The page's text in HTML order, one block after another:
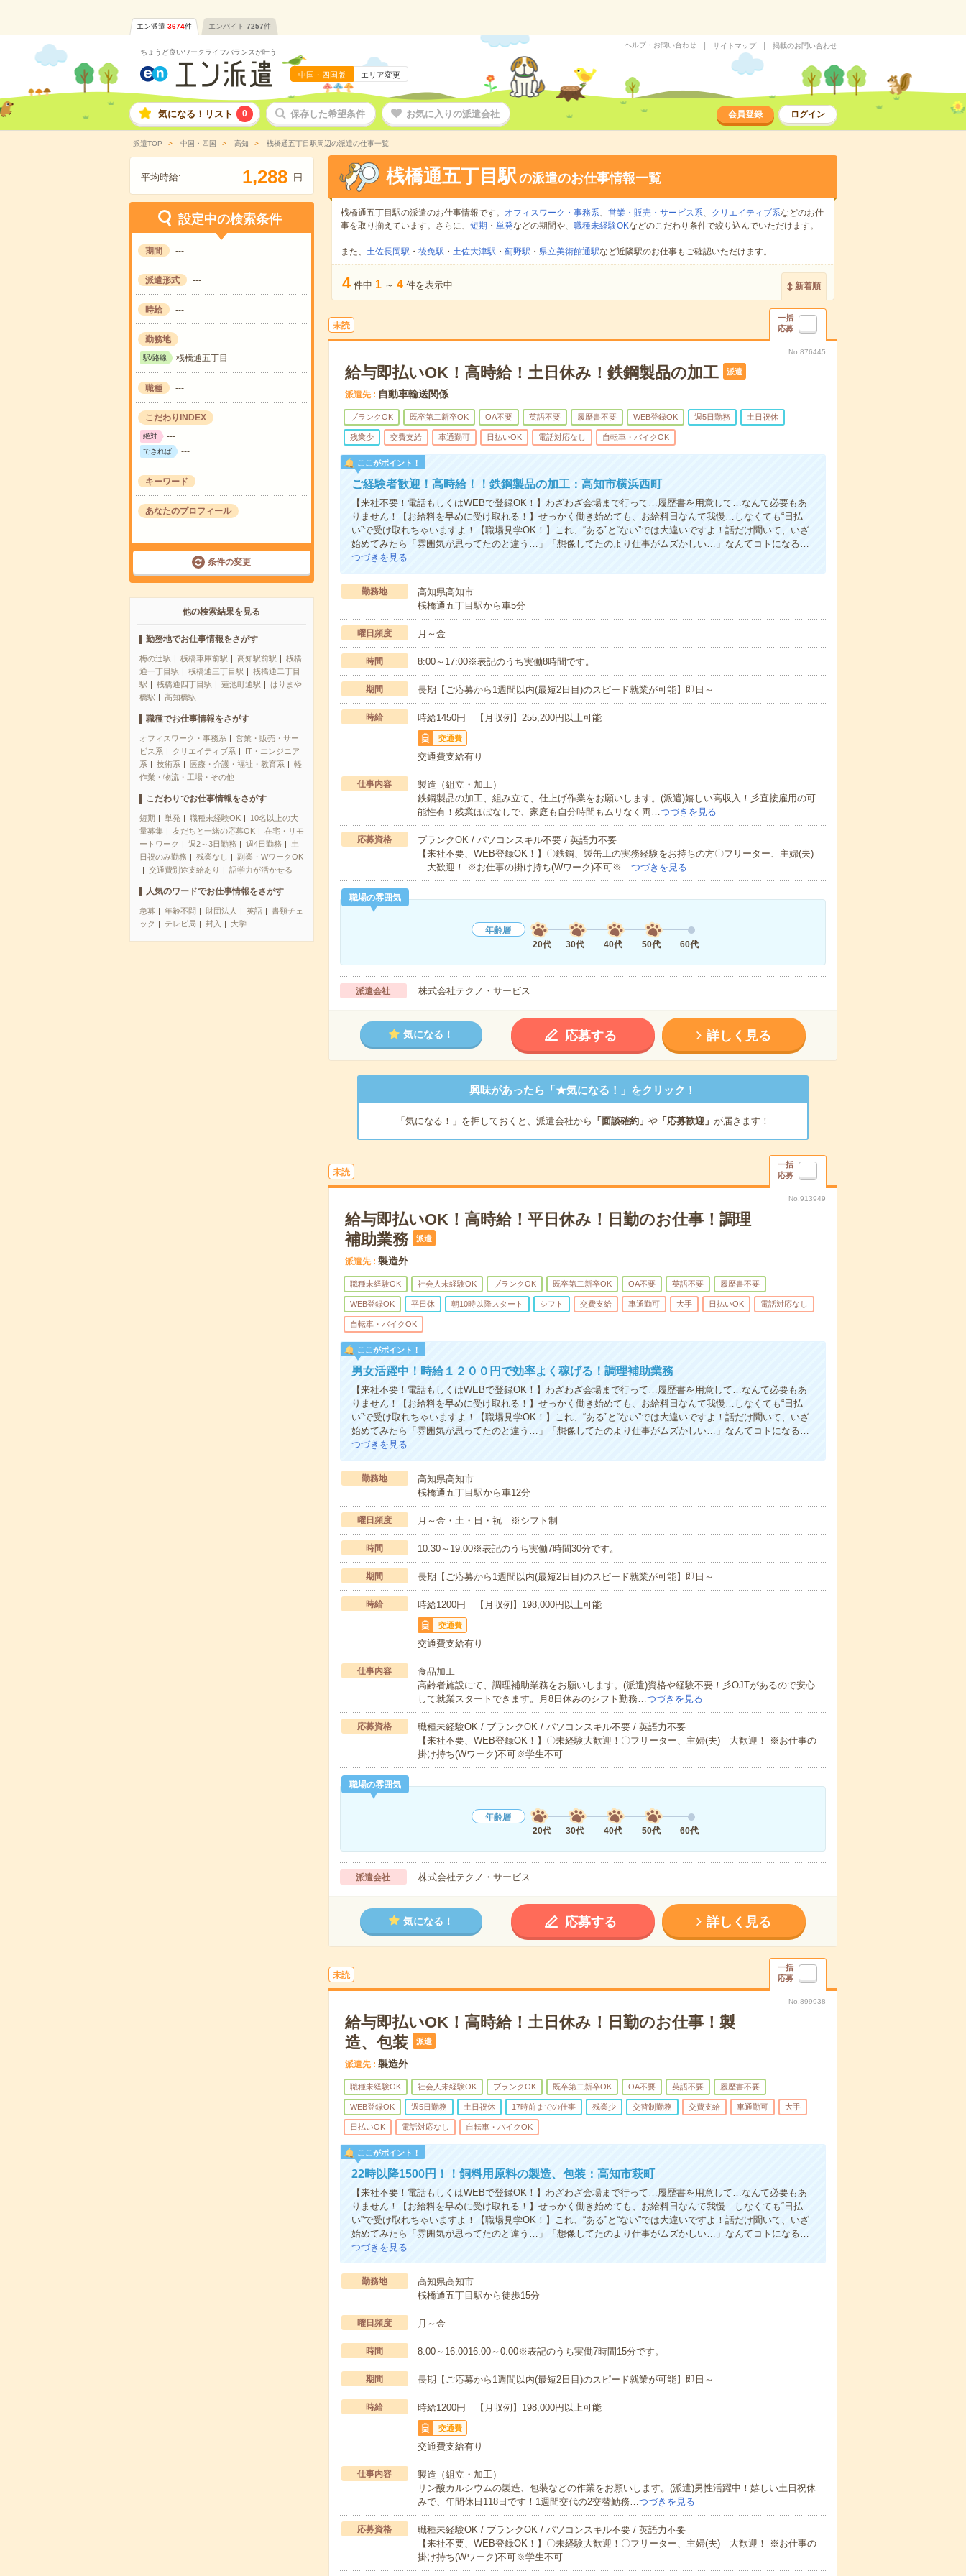
エン派遣 3674件 エンバイト 7257件
ちょうど良いワークライフバランスが叶う
中国・四国版 エリア変更
ヘルプ・お問い合わせ サイトマップ 掲載のお問い合わせ
気になる！リスト 0 保存した希望条件 お気に入りの派遣会社 会員登録 ログイン
派遣TOP 中国・四国 高知 桟橋通五丁目駅周辺の派遣の仕事一覧
平均時給: 1,288 円
設定中の検索条件
期間 ---
派遣形式 ---
時給 ---
勤務地
駅/路線 桟橋通五丁目
職種 ---
こだわりINDEX
絶対 ---
できれば ---
キーワード ---
あなたのプロフィール
---
条件の変更
他の検索結果を見る
勤務地でお仕事情報をさがす
梅の辻駅 桟橋車庫前駅 高知駅前駅
桟橋
通一丁目駅
桟橋通三丁目駅
桟橋通二丁目
駅
桟橋通四丁目駅 蓮池町通駅
はりまや
橋駅
高知橋駅
職種でお仕事情報をさがす
オフィスワーク・事務系
営業・販売・サー
ビス系
クリエイティブ系
IT・エンジニア
系
技術系 医療・介護・福祉・教育系
軽
作業・物流・工場・その他
こだわりでお仕事情報をさがす
短期 単発 職種未経験OK
10名以上の大
量募集
友だちと一緒の応募OK
在宅・リモ
ートワーク
週2～3日勤務 週4日勤務
土
日祝のみ勤務
残業なし
副業・WワークOK
交通費別途支給あり
語学力が活かせる
人気のワードでお仕事情報をさがす
急募 年齢不問 財団法人 英語
書類チェ
ック
テレビ局 封入 大学
桟橋通五丁目駅の派遣のお仕事情報一覧
桟橋通五丁目駅の派遣のお仕事情報です。 オフィスワーク・事務系、 営業・販売・サービス系、 クリエイティブ系などのお仕
事を取り揃えています。さらに、 短期 ・ 単発などの期間や、 職種未経験OKなどのこだわり条件で絞り込んでいただけます。
また、 土佐長岡駅 ・ 後免駅 ・ 土佐大津駅 ・ 薊野駅 ・ 県立美術館通駅など近隣駅のお仕事もご確認いただけます。
4 件中 1 ～ 4 件を表示中 新着順
未読
一括
応募
No.876445
給与即払いOK！高時給！土日休み！鉄鋼製品の加工 派遣
派遣先 自動車輸送関係
ブランクOK 既卒第二新卒OK OA不要 英語不要 履歴書不要 WEB登録OK 週5日勤務 土日祝休
残業少 交費支給 車通勤可 日払いOK 電話対応なし 自転車・バイクOK
ここがポイント！
ご経験者歓迎！高時給！！鉄鋼製品の加工：高知市横浜西町
【来社不要！電話もしくはWEBで登録OK！】わざわざ会場まで行って…履歴書を用意して…なんて必要もあ
りません！【お給料を早めに受け取れる！】せっかく働き始めても、お給料日なんて我慢…しなくても“日払
い”で受け取れちゃいますよ！【職場見学OK！】これ、“ある”と“ない”では大違いですよ！話だけ聞いて、いざ
始めてみたら「雰囲気が思ってたのと違う…」「想像してたのより仕事がムズかしい…」なんてコトになる…
つづきを見る
勤務地
高知県高知市
桟橋通五丁目駅から車5分
曜日頻度 月～金
時間 8:00～17:00※表記のうち実働8時間です。
期間 長期【ご応募から1週間以内(最短2日目)のスピード就業が可能】即日～
時給 時給1450円 【月収例】255,200円以上可能
交通費
交通費支給有り
仕事内容
製造（組立・加工）
鉄鋼製品の加工、組み立て、仕上げ作業をお願いします。(派遣)嬉しい高収入！彡直接雇用の可
能性有！残業ほぼなしで、家庭も自分時間もムリなく両…つづきを見る
応募資格
ブランクOK / パソコンスキル不要 / 英語力不要
【来社不要、WEB登録OK！】〇鉄鋼、製缶工の実務経験をお持ちの方〇フリーター、主婦(夫)
大歓迎！ ※お仕事の掛け持ち(Wワーク)不可※…つづきを見る
職場の雰囲気
年齢層
20代
30代 40代 50代 60代
派遣会社 株式会社テクノ・サービス
気になる！ 応募する 詳しく見る
興味があったら「★気になる！」をクリック！
「気になる！」を押しておくと、派遣会社から 「面談確約」 や「応募歓迎」 が届きます！
未読
一括
応募
No.913949
給与即払いOK！高時給！平日休み！日勤のお仕事！調理
補助業務
派遣
派遣先 製造外
職種未経験OK 社会人未経験OK ブランクOK 既卒第二新卒OK OA不要 英語不要 履歴書不要
WEB登録OK 平日休 朝10時以降スタート シフト 交費支給 車通勤可 大手 日払いOK 電話対応なし
自転車・バイクOK
ここがポイント！
男女活躍中！時給１２００円で効率よく稼げる！調理補助業務
【来社不要！電話もしくはWEBで登録OK！】わざわざ会場まで行って…履歴書を用意して…なんて必要もあ
りません！【お給料を早めに受け取れる！】せっかく働き始めても、お給料日なんて我慢…しなくても“日払
い”で受け取れちゃいますよ！【職場見学OK！】これ、“ある”と“ない”では大違いですよ！話だけ聞いて、いざ
始めてみたら「雰囲気が思ってたのと違う…」「想像してたのより仕事がムズかしい…」なんてコトになる…
つづきを見る
勤務地
高知県高知市
桟橋通五丁目駅から車12分
曜日頻度 月～金・土・日・祝 ※シフト制
時間 10:30～19:00※表記のうち実働7時間30分です。
期間 長期【ご応募から1週間以内(最短2日目)のスピード就業が可能】即日～
時給 時給1200円 【月収例】198,000円以上可能
交通費
交通費支給有り
仕事内容
食品加工
高齢者施設にて、調理補助業務をお願いします。(派遣)資格や経験不要！彡OJTがあるので安心
して就業スタートできます。月8日休みのシフト勤務… つづきを見る
応募資格
職種未経験OK / ブランクOK / パソコンスキル不要 / 英語力不要
【来社不要、WEB登録OK！】〇未経験大歓迎！〇フリーター、主婦(夫) 大歓迎！ ※お仕事の
掛け持ち(Wワーク)不可※学生不可
職場の雰囲気
年齢層
20代
30代 40代 50代 60代
派遣会社 株式会社テクノ・サービス
気になる！ 応募する 詳しく見る
未読
一括
応募
No.899938
給与即払いOK！高時給！土日休み！日勤のお仕事！製
造、包装
派遣
派遣先 製造外
職種未経験OK 社会人未経験OK ブランクOK 既卒第二新卒OK OA不要 英語不要 履歴書不要
WEB登録OK 週5日勤務 土日祝休 17時前までの仕事 残業少 交替制勤務 交費支給 車通勤可 大手
日払いOK 電話対応なし 自転車・バイクOK
ここがポイント！
22時以降1500円！！飼料用原料の製造、包装：高知市萩町
【来社不要！電話もしくはWEBで登録OK！】わざわざ会場まで行って…履歴書を用意して…なんて必要もあ
りません！【お給料を早めに受け取れる！】せっかく働き始めても、お給料日なんて我慢…しなくても“日払
い”で受け取れちゃいますよ！【職場見学OK！】これ、“ある”と“ない”では大違いですよ！話だけ聞いて、いざ
始めてみたら「雰囲気が思ってたのと違う…」「想像してたのより仕事がムズかしい…」なんてコトになる…
つづきを見る
勤務地
高知県高知市
桟橋通五丁目駅から徒歩15分
曜日頻度 月～金
時間 8:00～16:0016:00～0:00※表記のうち実働7時間15分です。
期間 長期【ご応募から1週間以内(最短2日目)のスピード就業が可能】即日～
時給 時給1200円 【月収例】198,000円以上可能
交通費
交通費支給有り
仕事内容
製造（組立・加工）
リン酸カルシウムの製造、包装などの作業をお願いします。(派遣)男性活躍中！嬉しい土日祝休
みで、年間休日118日です！1週間交代の2交替勤務…つづきを見る
応募資格
職種未経験OK / ブランクOK / パソコンスキル不要 / 英語力不要
【来社不要、WEB登録OK！】〇未経験大歓迎！〇フリーター、主婦(夫) 大歓迎！ ※お仕事の
掛け持ち(Wワーク)不可※学生不可